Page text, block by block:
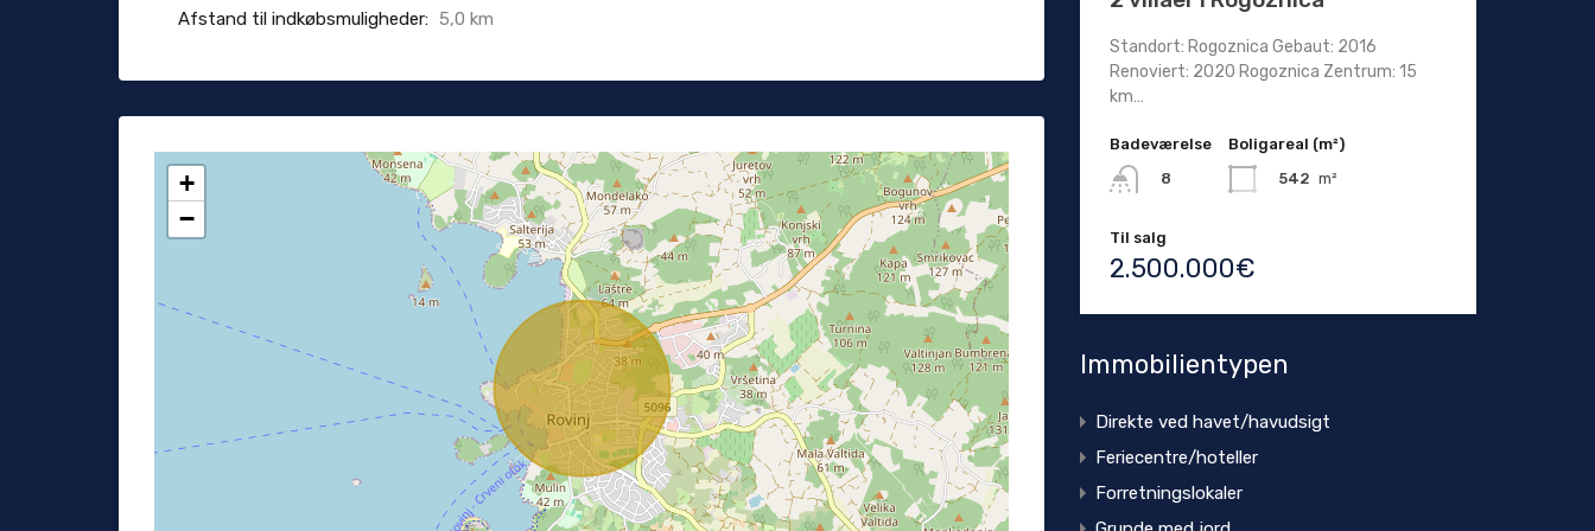
Afstand til indkøbsmuligheder: 5,0 km
+
−
Standort: Rogoznica Gebaut: 2016
Renoviert: 2020 Rogoznica Zentrum: 15
km…
Badeværelse
8
Boligareal (m²)
542 m²
Til salg
2.500.000€
Immobilientypen
Direkte ved havet/havudsigt
Feriecentre/hoteller
Forretningslokaler